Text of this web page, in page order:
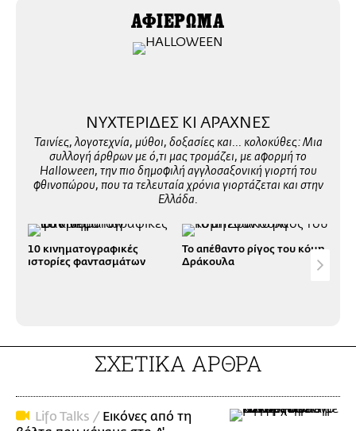
ΑΦΙΕΡΩΜΑ
ΝΥΧΤΕΡΙΔΕΣ ΚΙ ΑΡΑΧΝΕΣ
Ταινίες, λογοτεχνία, μύθοι, δοξασίες και... κολοκύθες: Μια
συλλογή άρθρων με ό,τι μας τρομάζει, με αφορμή το
Halloween, την πιο δημοφιλή αγγλοσαξονική γιορτή του
φθινοπώρου, που τα τελευταία χρόνια γιορτάζεται και στην
Ελλάδα.
10 κινηματογραφικές
ιστορίες φαντασμάτων
Το απέθαντο ρίγος του κόμη
Δράκουλα
ΣΧΕΤΙΚΑ ΑΡΘΡΑ
Lifo Talks / Εικόνες από τη